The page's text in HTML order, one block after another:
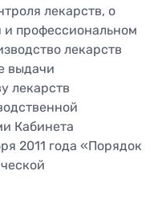
лекарств, о
профессиональном
лекарств
выдачи
лекарств
Кабинета
2011 года «Порядок